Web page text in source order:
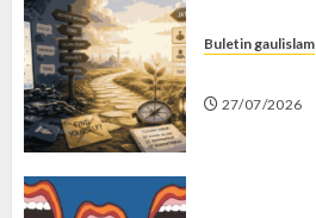
Buletin gaulislam
27/07/2026